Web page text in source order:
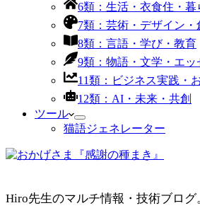
6類：生活・衣食住・暮
7類：芸術・デザイン・
8類：言語・学び・教育
9類：物語・文学・エッ
11類：ビジネス実践・
12類：AI・未来・共創
ツール
猫語ジェネレーター
Hiro先生のマルチ情報・技術ブロ